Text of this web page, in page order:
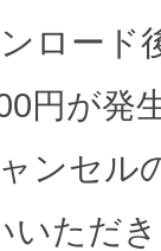
ロード
円が発
ンセル
いただ